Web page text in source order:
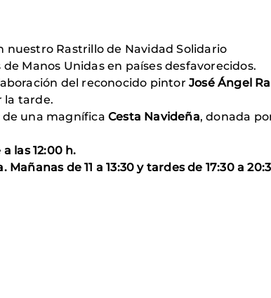
nuestro Rastrillo de Navidad Solidario
Manos Unidas en países desfavorecidos.
del reconocido pintor José Ángel
la tarde.
de una magníficaCesta Navideña, donada
las 12:00 h.
de 11 a 13:30 y tardes de 17:30 a